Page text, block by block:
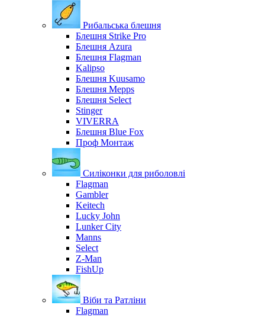
Рибальська блешня
Блешня Strike Pro
Блешня Azura
Блешня Flagman
Kalipso
Блешня Kuusamo
Блешня Mepps
Блешня Select
Stinger
VIVERRA
Блешня Blue Fox
Проф Монтаж
Силіконки для риболовлі
Flagman
Gambler
Keitech
Lucky John
Lunker City
Manns
Select
Z-Man
FishUp
Віби та Ратліни
Flagman